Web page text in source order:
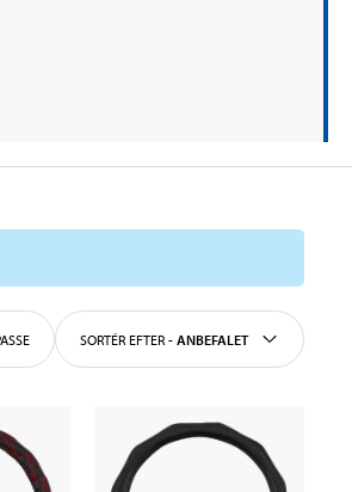
SORTÉR EFTER - ANBEFALET